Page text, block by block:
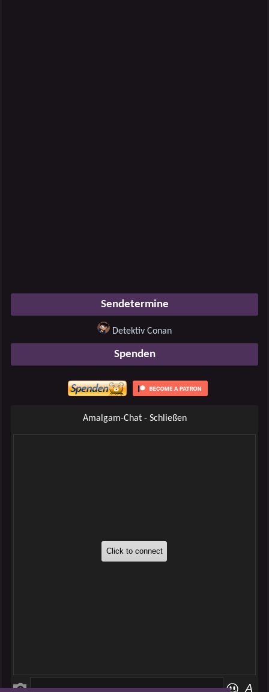
Sendetermine
Detektiv Conan
Spenden
Amalgam-Chat - Schließen